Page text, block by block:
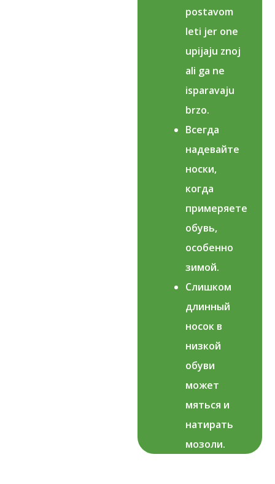
postavom
leti jer one
upijaju znoj
ali ga ne
isparavaju
brzo.
Всегда
надевайте
носки,
когда
примеряете
обувь,
особенно
зимой.
Слишком
длинный
носок в
низкой
обуви
может
мяться и
натирать
мозоли.